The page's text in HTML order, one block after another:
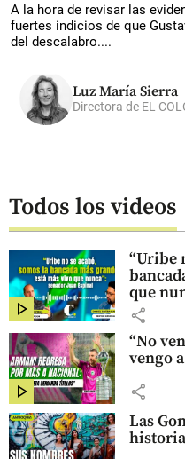
A la hora de revisar las
fuertes indicios de que
del descalabro....
Luz María Sierra
Directora de EL
Todos los videos
“Uribe
que
share
“No
vengo
share
Las